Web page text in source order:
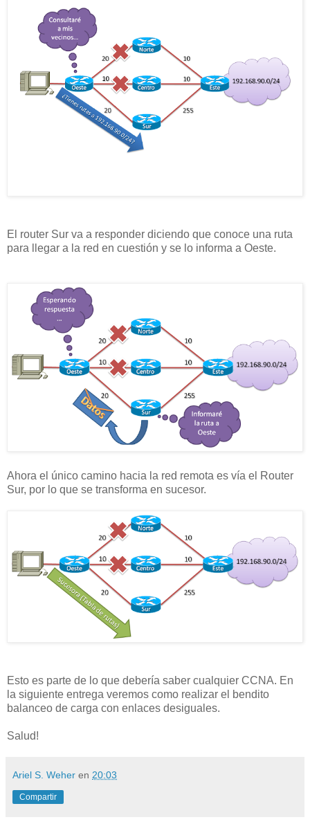
El router Sur va a responder diciendo que conoce una ruta
para llegar a la red en cuestión y se lo informa a Oeste.
Ahora el único camino hacia la red remota es vía el Router
Sur, por lo que se transforma en sucesor.
Esto es parte de lo que debería saber cualquier CCNA. En
la siguiente entrega veremos como realizar el bendito
balanceo de carga con enlaces desiguales.
Salud!
Ariel S. Weher en 20:03
Compartir